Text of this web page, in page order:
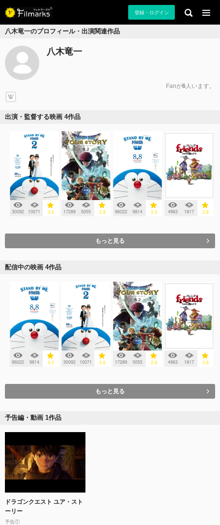
登録・ログイン
八木竜一のプロフィール・出演関連作品
八木竜一
Fanが6 人います。
出演・監督する映画 4作品
30092 10071 3.6 17289 5055 2.8 96022 9814 3.5 4963 1817 3.8
もっと見る
配信中の映画 4作品
96022 9814 3.5 30092 10071 3.6 17289 5055 2.8 4963 1817 3.8
もっと見る
予告編・動画 1作品
ドラゴンクエスト ユア・スト
ーリー
予告①